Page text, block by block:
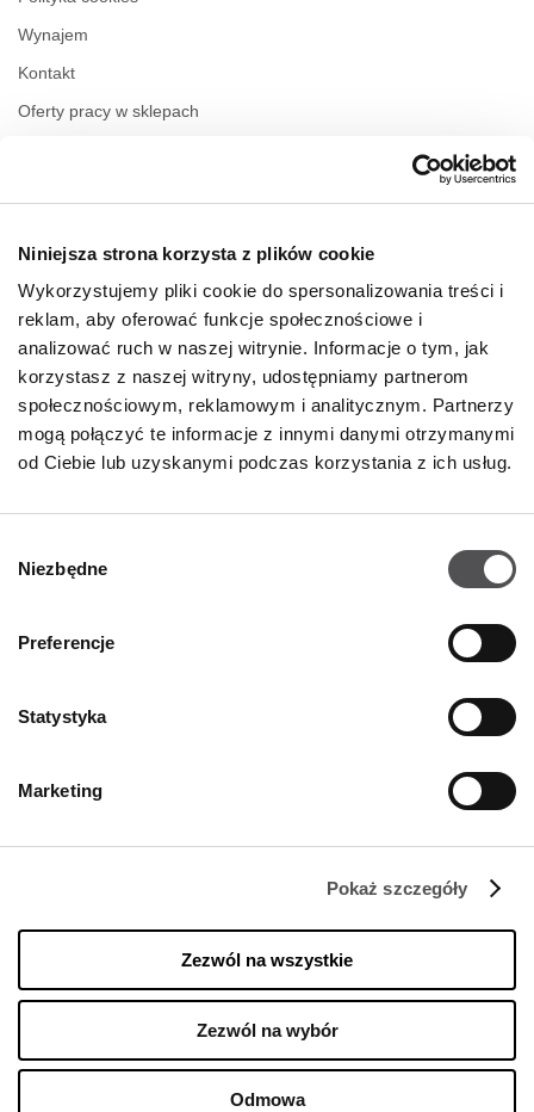
Niniejsza strona korzysta z plików cookie
Wykorzystujemy pliki cookie do spersonalizowania treści i
reklam, aby oferować funkcje społecznościowe i
analizować ruch w naszej witrynie. Informacje o tym, jak
korzystasz z naszej witryny, udostępniamy partnerom
społecznościowym, reklamowym i analitycznym. Partnerzy
mogą połączyć te informacje z innymi danymi otrzymanymi
od Ciebie lub uzyskanymi podczas korzystania z ich usług.
zgody
Niezbędne
Preferencje
Statystyka
Marketing
Pokaż szczegóły
Zezwól na wszystkie
Zezwól na wybór
Odmowa
Wynajem
Kontakt
Oferty pracy w sklepach
GODZINY OTWARCIA
Poniedziałek
09:00 - 21:00
Środa
09:00 - 21:00
Czwartek
09:00 - 21:00
Piątek
09:00 - 21:00
Sobota
09:00 - 21:00
Więcej informacji
Designer Outlet Sosnowiec
+48 32 296 50 22